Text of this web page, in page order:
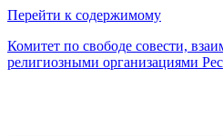
Перейти к содержимому
Комитет по свободе совести,
религиозными организациями